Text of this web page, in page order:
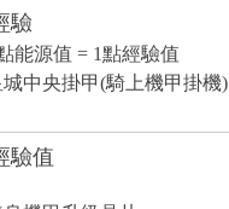
驗
能源值 = 1點經驗值
中央掛甲(騎上機甲掛機)
驗值